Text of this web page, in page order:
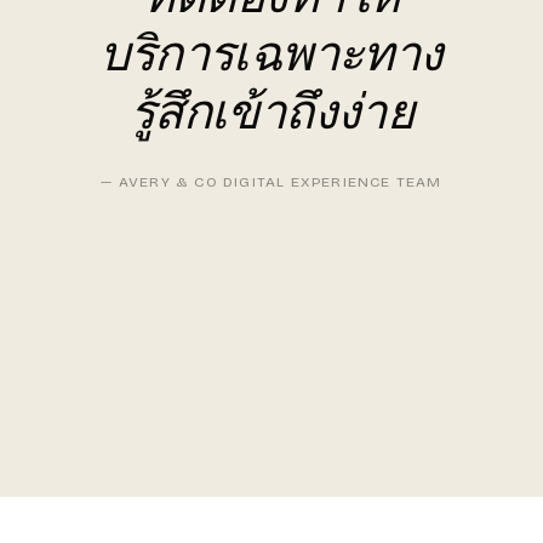
บริการเฉพาะทาง
รู้สึกเข้าถึงง่าย
— AVERY & CO DIGITAL EXPERIENCE TEAM